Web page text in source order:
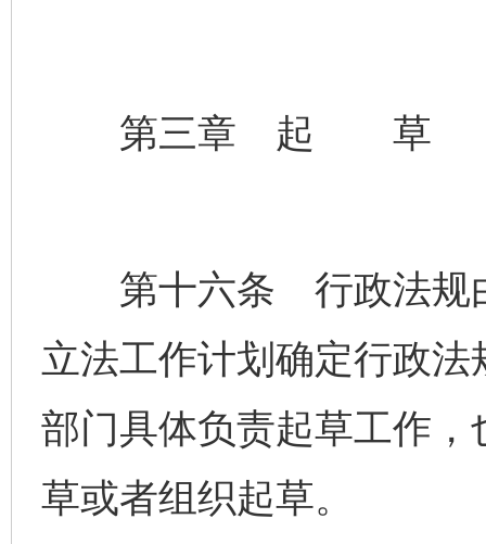
第三章 起 草
第十六条 行政法规由
立法工作计划确定行政
部门具体负责起草工作
草或者组织起草。